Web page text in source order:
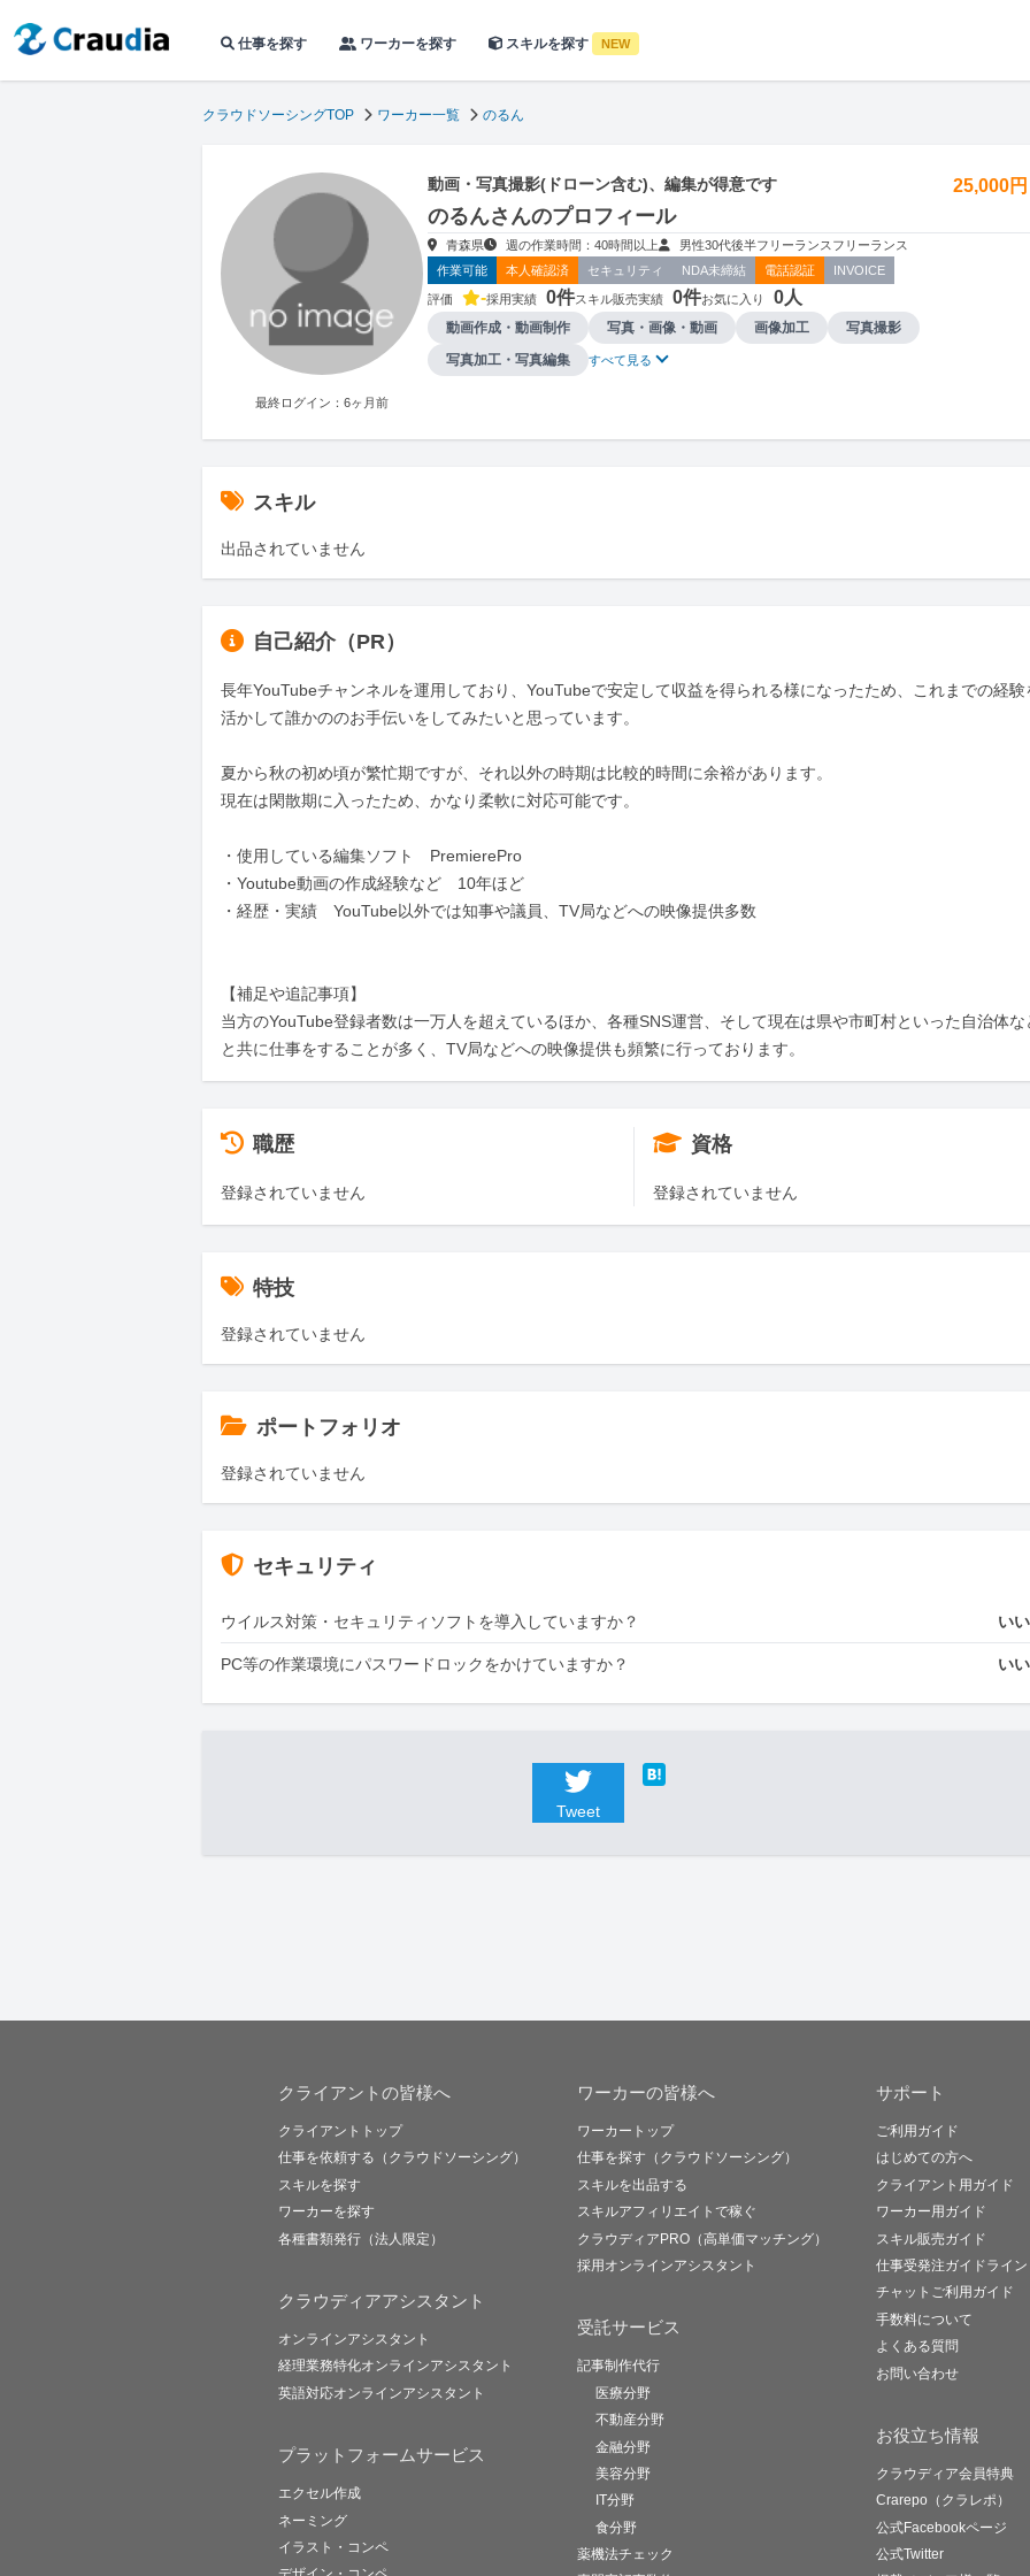
仕事を探す ワーカーを探す スキルを探す NEW
クラウドソーシングTOP ワーカー一覧 のるん
最終ログイン：6ヶ月前
動画・写真撮影(ドローン含む)、編集が得意です 25,000円
のるんさんのプロフィール
青森県 週の作業時間：40時間以上 男性30代後半フリーランス フリーランス
作業可能
本人確認済 セキュリティ NDA未締結 電話認証 INVOICE
評価 -採用実績 0件スキル販売実績 0件お気に入り 0人
動画作成・動画制作 写真・画像・動画 画像加工
写真撮影
写真加工・写真編集
すべて見る
スキル
出品されていません
自己紹介（PR）
長年YouTubeチャンネルを運用しており、YouTubeで安定して収益を得られる様になったため、これまでの経験
活かして誰かののお手伝いをしてみたいと思っています。
夏から秋の初め頃が繁忙期ですが、それ以外の時期は比較的時間に余裕があります。
現在は閑散期に入ったため、かなり柔軟に対応可能です。
・使用している編集ソフト　PremierePro
・Youtube動画の作成経験など　10年ほど
・経歴・実績　YouTube以外では知事や議員、TV局などへの映像提供多数
【補足や追記事項】
当方のYouTube登録者数は一万人を超えているほか、各種SNS運営、そして現在は県や市町村といった自治体な
と共に仕事をすることが多く、TV局などへの映像提供も頻繁に行っております。
職歴
登録されていません
資格
登録されていません
特技
登録されていません
ポートフォリオ
登録されていません
セキュリティ
ウイルス対策・セキュリティソフトを導入していますか？ い
PC等の作業環境にパスワードロックをかけていますか？ い
Tweet
クライアントの皆様へ
クライアントトップ
仕事を依頼する（クラウドソーシング）
スキルを探す
ワーカーを探す
各種書類発行（法人限定）
クラウディアアシスタント
オンラインアシスタント
経理業務特化オンラインアシスタント
英語対応オンラインアシスタント
プラットフォームサービス
エクセル作成
ネーミング
イラスト・コンペ
ワーカーの皆様へ
ワーカートップ
仕事を探す（クラウドソーシング）
スキルを出品する
スキルアフィリエイトで稼ぐ
クラウディアPRO（高単価マッチング）
採用オンラインアシスタント
受託サービス
記事制作代行
医療分野
不動産分野
金融分野
美容分野
IT分野
食分野
薬機法チェック
サポート
ご利用ガイド
はじめての方へ
クライアント用ガイド
ワーカー用ガイド
スキル販売ガイド
仕事受発注ガイドライン
チャットご利用ガイド
手数料について
よくある質問
お問い合わせ
お役立ち情報
クラウディア会員特典
Crarepo（クラレポ）
公式Facebookページ
公式Twitter